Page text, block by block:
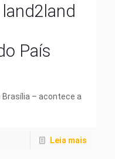
País
Brasília – acontece a
Leia mais